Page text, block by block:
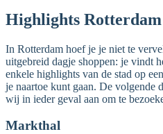
Highlights Rotterdam
In Rotterdam hoef je je niet te
uitgebreid dagje shoppen: je vindt
enkele highlights van de stad op
je naartoe kunt gaan. De volgende
wij in ieder geval aan om te
Markthal